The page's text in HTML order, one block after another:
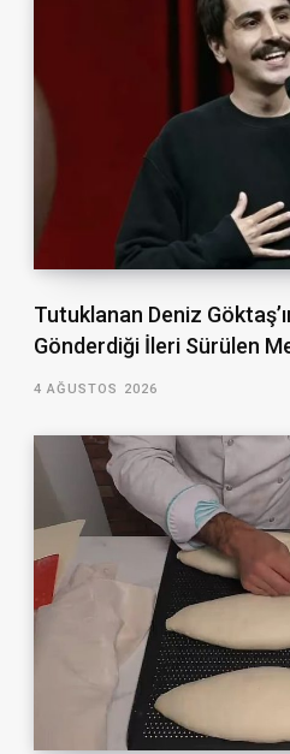
Tutuklanan Deniz
Gönderdiği İleri Sürülen
4 AĞUSTOS 2026